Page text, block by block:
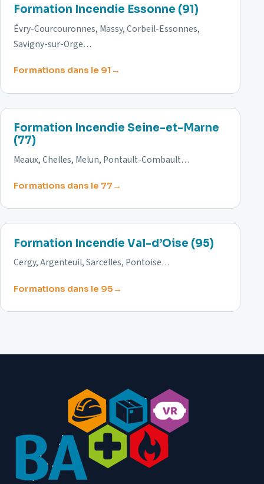
91
Formation Incendie Essonne (91)
Évry-Courcouronnes, Massy, Corbeil-Essonnes,
Savigny-sur-Orge…
Formations dans le 91
77
Formation Incendie Seine-et-Marne
(77)
Meaux, Chelles, Melun, Pontault-Combault…
Formations dans le 77
95
Formation Incendie Val-d’Oise (95)
Cergy, Argenteuil, Sarcelles, Pontoise…
Formations dans le 95